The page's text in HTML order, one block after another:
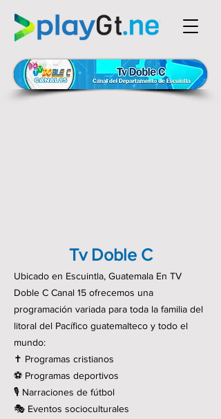
Tv Doble C
Ubicado en Escuintla, Guatemala En TV
Doble C Canal 15 ofrecemos una
programación variada para toda la familia del
litoral del Pacífico guatemalteco y todo el
mundo:
✝️ Programas cristianos
⚽ Programas deportivos
🎙️ Narraciones de fútbol
🎭 Eventos socioculturales